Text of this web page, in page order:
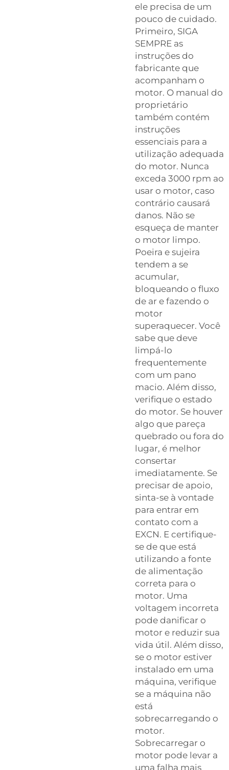
ele precisa de um
pouco de cuidado.
Primeiro, SIGA
SEMPRE as
instruções do
fabricante que
acompanham o
motor. O manual do
proprietário
também contém
instruções
essenciais para a
utilização adequada
do motor. Nunca
exceda 3000 rpm ao
usar o motor, caso
contrário causará
danos. Não se
esqueça de manter
o motor limpo.
Poeira e sujeira
tendem a se
acumular,
bloqueando o fluxo
de ar e fazendo o
motor
superaquecer. Você
sabe que deve
limpá-lo
frequentemente
com um pano
macio. Além disso,
verifique o estado
do motor. Se houver
algo que pareça
quebrado ou fora do
lugar, é melhor
consertar
imediatamente. Se
precisar de apoio,
sinta-se à vontade
para entrar em
contato com a
EXCN. E certifique-
se de que está
utilizando a fonte
de alimentação
correta para o
motor. Uma
voltagem incorreta
pode danificar o
motor e reduzir sua
vida útil. Além disso,
se o motor estiver
instalado em uma
máquina, verifique
se a máquina não
está
sobrecarregando o
motor.
Sobrecarregar o
motor pode levar a
uma falha mais